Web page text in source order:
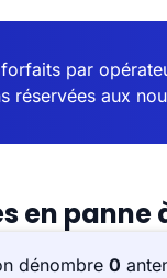
par
réservées aux
en
dénombre 0